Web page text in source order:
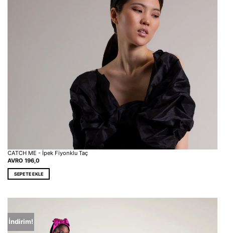
CATCH ME - İpek Fiyonklu Taç
AVRO 196,0
SEPETE EKLE
İndirim!